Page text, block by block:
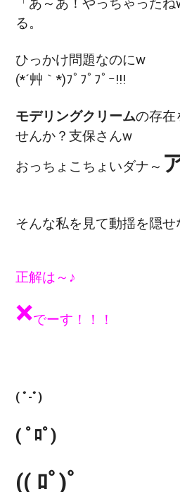
「あ～あ！やっちゃった
る。
ひっかけ問題なのにw
(*´艸｀*)ﾌﾟﾌﾟﾌﾟｰ!!!
モデリングクリームの存在
せんか？支保さんw
おっちょこちょいダナ～
そんな私を見て動揺を隠
正解は～♪
×でーす！！！
( ﾟ-ﾟ)
( ﾟﾛﾟ)
(( ﾛﾟ)ﾟ